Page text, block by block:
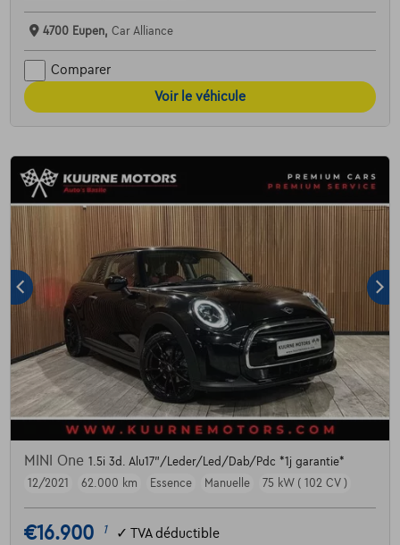
4700 Eupen, Car Alliance
Comparer
Voir le véhicule
MINI One 1.5i 3d. Alu17"/Leder/Led/Dab/Pdc *1j garantie*
12/2021
62.000 km Essence Manuelle 75 kW ( 102 CV )
€16.900 1 ✓ TVA déductible